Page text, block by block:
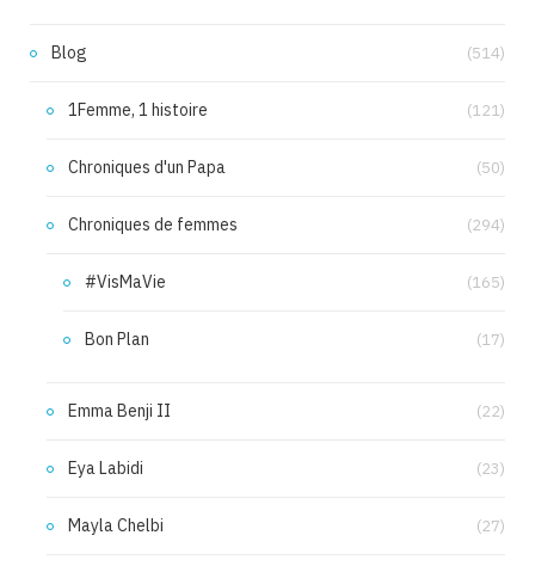
Blog (514)
1Femme, 1 histoire (121)
Chroniques d'un Papa (50)
Chroniques de femmes (294)
#VisMaVie (165)
Bon Plan (17)
Emma Benji II (22)
Eya Labidi (23)
Mayla Chelbi (27)